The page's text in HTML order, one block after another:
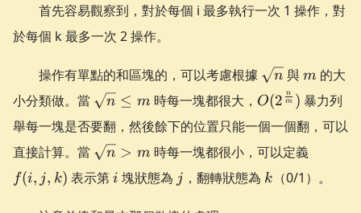
首先容易觀察到，對於每個 i 最多執行一次 1 操作，對
於每個 k 最多一次 2 操作。
操作有單點的和區塊的，可以考慮根據 \sqrt{n}
n 與m
m 的大
小分類做。當 \sqrt{n}
\le m
n ≤ m時每一塊都很大， O(2^{\frac{n}
{m}})
O(2 m
n ) 暴力列
舉每一塊是否要翻，然後餘下的位置只能一個一個翻，可以
直接計算。當 \sqrt{n}
> m
n > m時每一塊都很小，可以定義
k)
f(i, j, k) 表示第i
i 塊狀態為 j
j ，翻轉狀態為 k
k （0/1）。